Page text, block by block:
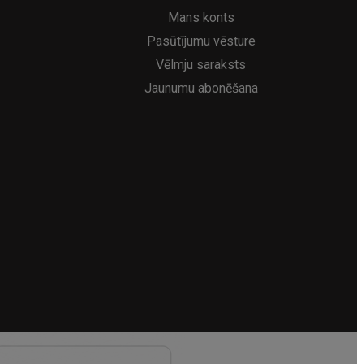
8.95€
Mans konts
Pasūtījumu vēsture
Vēlmju saraksts
Jaunumu abonēšana